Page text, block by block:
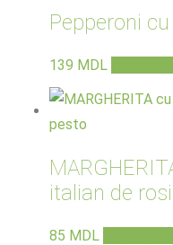
Pepperoni
139 MDL
italian de
85 MDL